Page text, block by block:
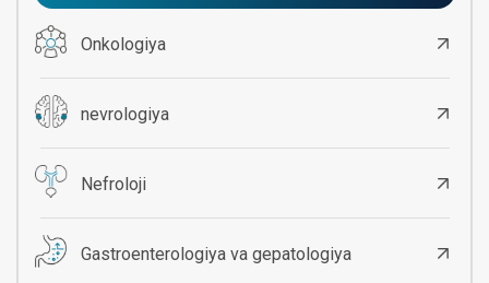
Onkologiya
nevrologiya
Nefroloji
Gastroenterologiya va gepatologiya